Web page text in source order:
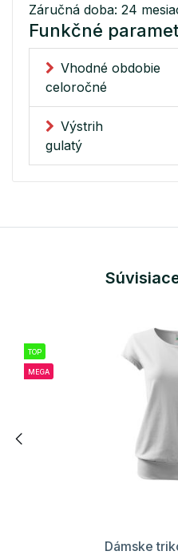
Záručná doba: 24
Funkčné
Vhodné obdobie
celoročné
Výstrih
gulatý
TOP
MEGA
Dámske